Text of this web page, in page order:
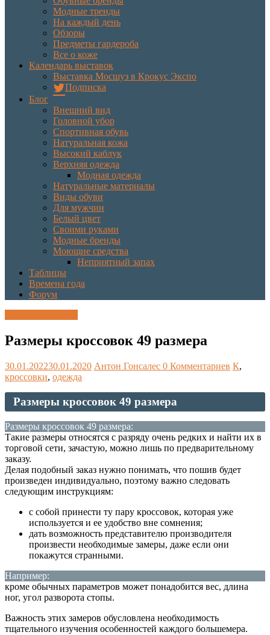
Модные тренды
На каждый день
Обзоры
Предметы гардероба
Все о коже
Календарь выставок
Выставка Мосшуз в Крокус Экспо
Подписка
Блог
Внешний вид
Головной убор
Спортивная обувь
Натуральная кожа
Высокий каблук
Верхняя одежда
Модная одежда
Натуральные материалы
Виды обуви
Для мужчин
Белый цвет
Своими руками
Модные бренды
Моющие средства
Неприятный запах
Таблицы
Времена года
Форум
Размеры кроссовок 49 размера
30.01.202230.01.2020 Антон Гонсалес 0 Комментариев К,
кроссовки, одежда
Размеры кроссовок 49 размера
Размеры кроссовок 49 размера:
Такие размеры относятся с разряду очень редких и найти их в
торговой сети, зачастую, можно лишь по предварительному
заказу.
Делая подобный заказ нужно понимать, что пошив будет
произведен индивидуально, поэтому важно следовать
следующим инструкциям:
с собой принести ту пару кроссовок, которая уже
используется и ее удобство вне сомнения;
дать возможность представителю производителя
произвести необходимые замеры, даже если они
покажутся странными.
Например:
кроме обычных параметров может понадобится вес, длина
ног, угол разворота стопы.
Важность этих замеров обусловлена необходимость
тщательного изучения особенностей каждого большемера.